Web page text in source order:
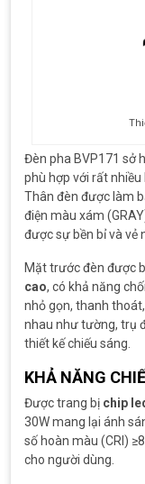
Đèn pha BVP171 sở
phù hợp với rất nhiều
Thân đèn được làm
điện màu xám
được sự bền bỉ và vẻ
Mặt trước đèn được
cao, có khả năng
nhỏ gọn, thanh
nhau như tường, trụ
thiết kế chiếu sáng.
KHẢ NĂNG
Được trang bị chip
30W mang lại ánh
số hoàn màu (CRI)
cho người dùng.